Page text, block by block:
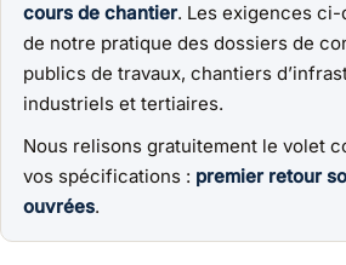
cours de chantier. Les exigences
de notre pratique des dossiers de
publics de travaux, chantiers
industriels et tertiaires.
Nous relisons gratuitement le volet
vos spécifications : premier retour
ouvrées.